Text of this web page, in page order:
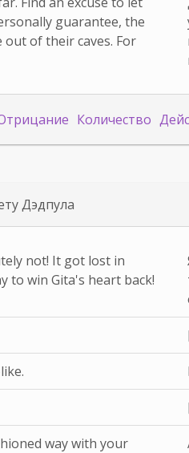
guarantee, the
of their caves. For
Количество
Дэдпула
not! It got lost in
to win Gita's heart back!
way with your